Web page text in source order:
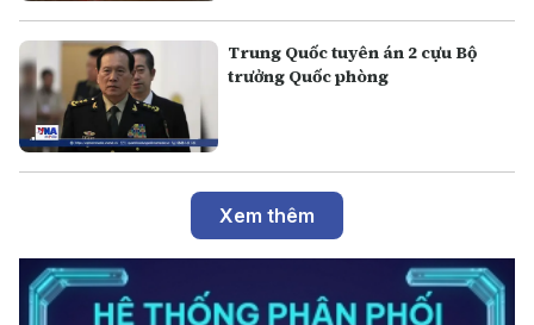
Trung Quốc tuyên án 2 cựu Bộ
trưởng Quốc phòng
Xem thêm